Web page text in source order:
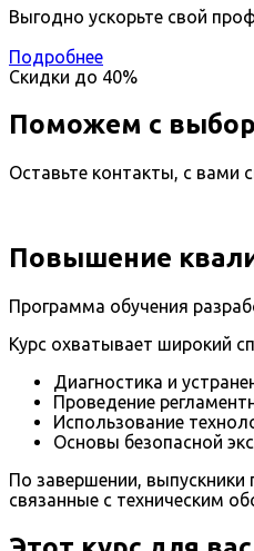
Выгодно ускорьте свой
Подробнее
Скидки до 40%
Поможем с
Оставьте контакты, с вами
Повышение
Программа обучения
Курс охватывает широкий
Диагностика и
Проведение
Использование
Основы безопасной
По завершении,
связанные с техническим